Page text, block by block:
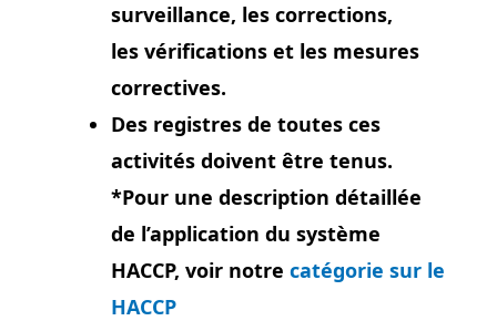
surveillance, les corrections,
les vérifications et les mesures
correctives.
Des registres de toutes ces
activités doivent être tenus.
*Pour une description détaillée
de l’application du système
HACCP, voir notre catégorie sur le
HACCP